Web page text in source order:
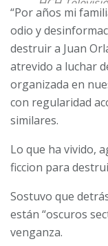
8, 2024
“Por años mi
odio y
destruir a Juan
atrevido a luchar
organizada en
con regularidad
similares.
Lo que ha vivido,
ficcion para
Sostuvo que
están “oscuros
venganza.